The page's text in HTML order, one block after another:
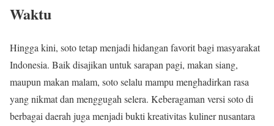
Waktu
Hingga kini, soto tetap menjadi hidangan favorit bagi masyarakat
Indonesia. Baik disajikan untuk sarapan pagi, makan siang,
maupun makan malam, soto selalu mampu menghadirkan rasa
yang nikmat dan menggugah selera. Keberagaman versi soto di
berbagai daerah juga menjadi bukti kreativitas kuliner nusantara